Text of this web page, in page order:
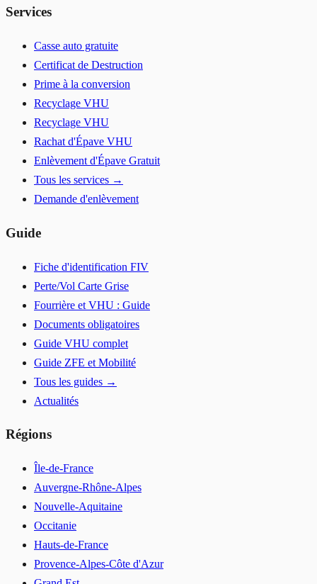
Services
Casse auto gratuite
Certificat de Destruction
Prime à la conversion
Recyclage VHU
Recyclage VHU
Rachat d'Épave VHU
Enlèvement d'Épave Gratuit
Tous les services →
Demande d'enlèvement
Guide
Fiche d'identification FIV
Perte/Vol Carte Grise
Fourrière et VHU : Guide
Documents obligatoires
Guide VHU complet
Guide ZFE et Mobilité
Tous les guides →
Actualités
Régions
Île-de-France
Auvergne-Rhône-Alpes
Nouvelle-Aquitaine
Occitanie
Hauts-de-France
Provence-Alpes-Côte d'Azur